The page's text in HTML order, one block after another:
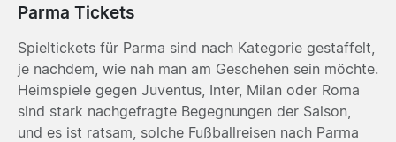
Parma Tickets
Spieltickets für Parma sind nach Kategorie gestaffelt,
je nachdem, wie nah man am Geschehen sein möchte.
Heimspiele gegen Juventus, Inter, Milan oder Roma
sind stark nachgefragte Begegnungen der Saison,
und es ist ratsam, solche Fußballreisen nach Parma